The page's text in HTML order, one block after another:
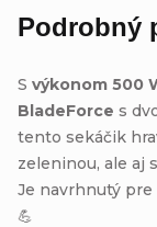
Podrobný
S výkonom 500
BladeForce s
tento sekáčik
zeleninou, ale aj
Je navrhnutý
💪